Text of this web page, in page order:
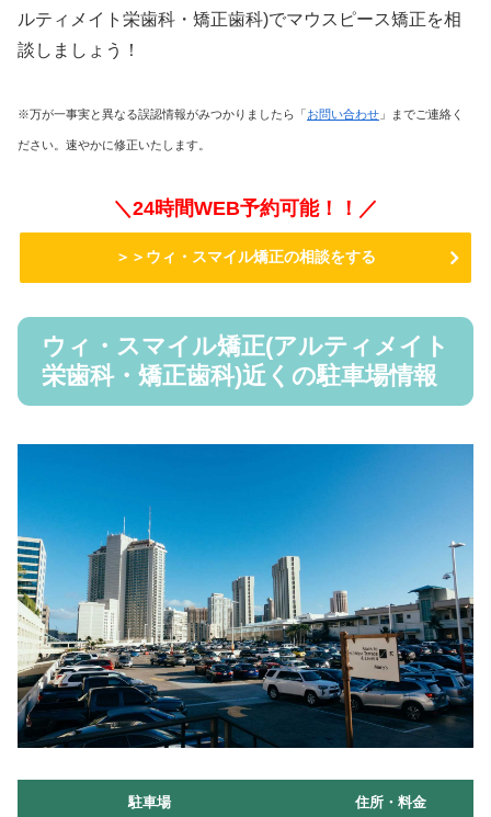
ルティメイト栄歯科・矯正歯科)でマウスピース矯正を相
談しましょう！
※万が一事実と異なる誤認情報がみつかりましたら「お問い合わせ 」までご連絡く
ださい。速やかに修正いたします。
＼24時間WEB予約可能！！／
＞＞ウィ・スマイル矯正の相談をする
ウィ・スマイル矯正(アルティメイト
栄歯科・矯正歯科)近くの駐車場情報
駐車場 住所・料金